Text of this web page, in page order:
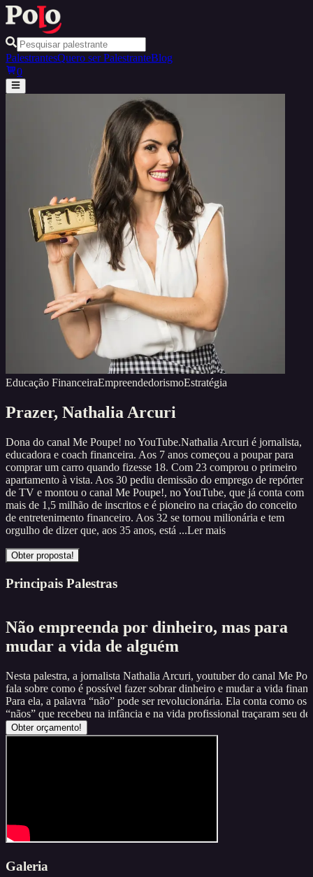
PalestrantesQuero ser PalestranteBlog
0
Educação FinanceiraEmpreendedorismoEstratégia
Prazer, Nathalia Arcuri
Dona do canal Me Poupe! no YouTube.Nathalia Arcuri é jornalista,
educadora e coach financeira. Aos 7 anos começou a poupar para
comprar um carro quando fizesse 18. Com 23 comprou o primeiro
apartamento à vista. Aos 30 pediu demissão do emprego de repórter
de TV e montou o canal Me Poupe!, no YouTube, que já conta com
mais de 1,5 milhão de inscritos e é pioneiro na criação do conceito
de entretenimento financeiro. Aos 32 se tornou milionária e tem
orgulho de dizer que, aos 35 anos, está ...Ler mais
Obter proposta!
Principais Palestras
Não empreenda por dinheiro, mas para
mudar a vida de alguém
Nesta palestra, a jornalista Nathalia Arcuri, youtuber do canal Me
fala sobre como é possível fazer sobrar dinheiro e mudar a vida
Para ela, a palavra “não” pode ser revolucionária. Ela conta como os
“nãos” que recebeu na infância e na vida profissional traçaram seu
Obter orçamento!
Galeria